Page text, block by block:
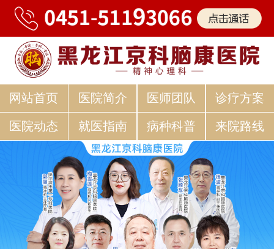
网站首页 医院简介 医师团队 诊疗方案
医院动态 就医指南 病种科普 来院路线